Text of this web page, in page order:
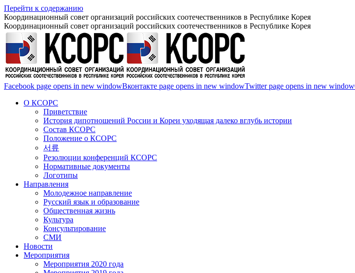
Перейти к содержанию
Координационный совет организаций российских соотечественников в Республике Корея
Координационный совет организаций российских соотечественников в Республике Корея
Facebook page opens in new windowВконтакте page opens in new windowTwitter page opens in new window
О КСОРС
Приветствие
История дипотношений России и Кореи уходящая далеко вглубь истории
Состав КСОРС
Положение о КСОРС
서류
Резолюции конференций КСОРС
Нормативные документы
Логотипы
Направления
Молодежное направление
Русский язык и образование
Общественная жизнь
Культура
Консультирование
СМИ
Новости
Мероприятия
Мероприятия 2020 года